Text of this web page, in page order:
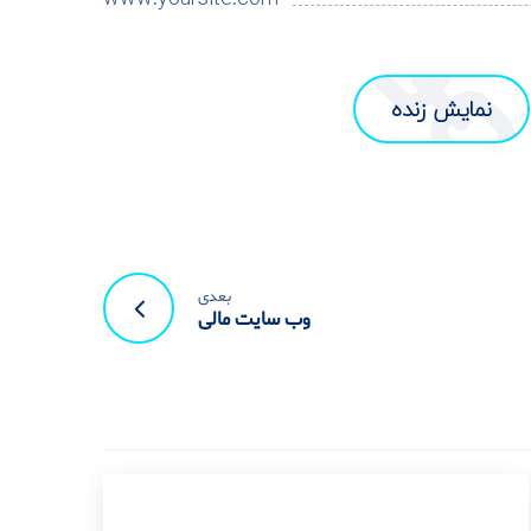
نمایش زنده
بعدی
وب سایت مالی